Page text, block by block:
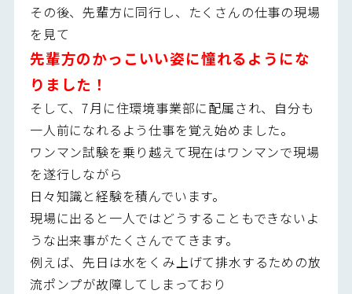
その後、先輩方に同行し、たくさんの仕事の現場
を見て
先輩方のかっこいい姿に憧れるようにな
りました！
そして、7月に住環境事業部に配属され、自分も
一人前になれるよう仕事を覚え始めました。
ワンマン試験を乗り越えて現在はワンマンで現場
を遂行しながら
日々知識と経験を積んでいます。
現場に出ると一人ではどうすることもできないよ
うな出来事がたくさんでてきます。
例えば、先日は水をくみ上げて排水するための放
流ポンプが故障してしまっており